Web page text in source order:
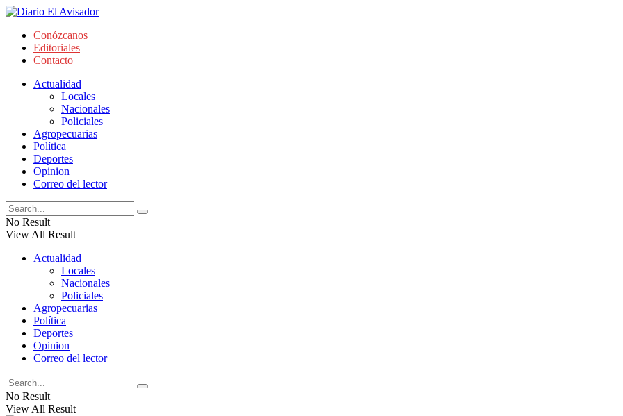
Conózcanos
Editoriales
Contacto
Actualidad
Locales
Nacionales
Policiales
Agropecuarias
Política
Deportes
Opinion
Correo del lector
No Result
View All Result
Actualidad
Locales
Nacionales
Policiales
Agropecuarias
Política
Deportes
Opinion
Correo del lector
No Result
View All Result